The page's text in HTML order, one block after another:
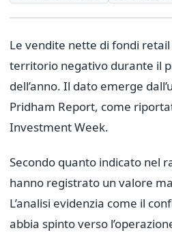
Le vendite nette di fondi
territorio negativo durante il
dell’anno. Il dato emerge
Pridham Report, come
Investment Week.
Secondo quanto indicato nel
hanno registrato un valore
L’analisi evidenzia come il
abbia spinto verso